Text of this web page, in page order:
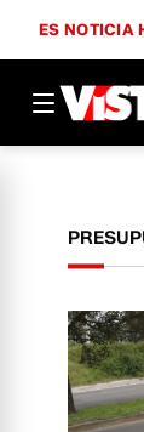
ES NOTICIA